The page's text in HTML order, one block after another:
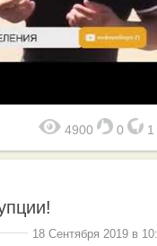
4900 0 1
18 Сентября 2019 в